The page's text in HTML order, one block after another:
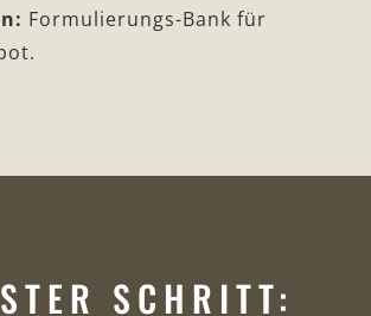
Formulierungs-Bank für
SCHRITT: